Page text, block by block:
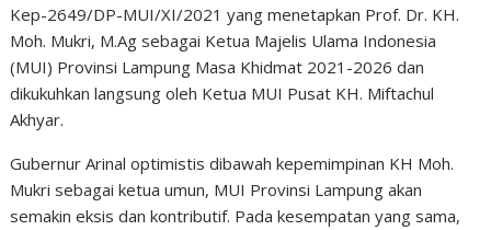
Kep-2649/DP-MUI/XI/2021 yang menetapkan Prof. Dr. KH.
Moh. Mukri, M.Ag sebagai Ketua Majelis Ulama Indonesia
(MUI) Provinsi Lampung Masa Khidmat 2021-2026 dan
dikukuhkan langsung oleh Ketua MUI Pusat KH. Miftachul
Akhyar.
Gubernur Arinal optimistis dibawah kepemimpinan KH Moh.
Mukri sebagai ketua umun, MUI Provinsi Lampung akan
semakin eksis dan kontributif. Pada kesempatan yang sama,